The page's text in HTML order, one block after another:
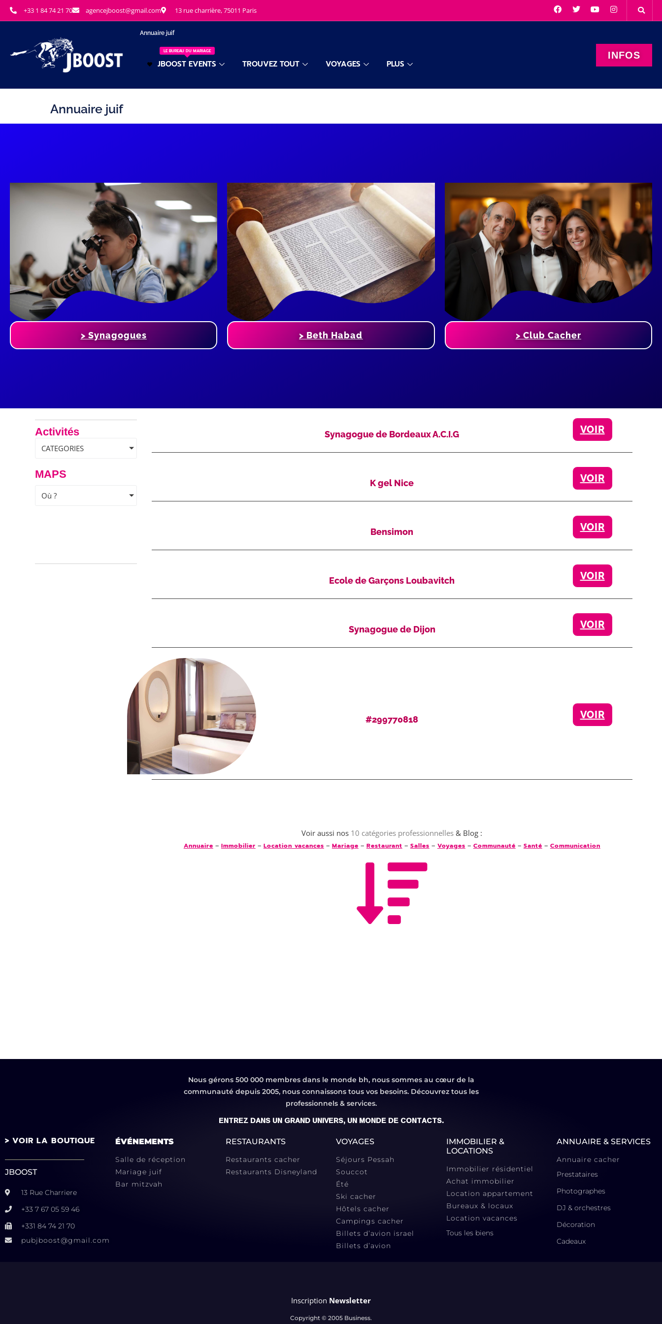
+33 1 84 74 21 70 agencejboost@gmail.com 13 rue charrière, 75011 Paris
Annuaire juif
LE BUREAU DU MARIAGE
JBOOST EVENTS TROUVEZ TOUT VOYAGES PLUS
INFOS
Annuaire juif
> Synagogues > Beth Habad > Club Cacher
Activités
CATEGORIES
MAPS
Où ?
Synagogue de Bordeaux A.C.I.G VOIR
K gel Nice VOIR
Bensimon VOIR
Ecole de Garçons Loubavitch VOIR
Synagogue de Dijon VOIR
#299770818 VOIR
Voir aussi nos 10 catégories professionnelles & Blog :
Annuaire – Immobilier – Location vacances – Mariage – Restaurant – Salles – Voyages – Communauté – Santé – Communication
Nous gérons 500 000 membres dans le monde bh, nous sommes au cœur de la
communauté depuis 2005, nous connaissons tous vos besoins. Découvrez tous les
professionnels & services.
ENTREZ DANS UN GRAND UNIVERS, UN MONDE DE CONTACTS.
> VOIR LA BOUTIQUE
JBOOST
13 Rue Charriere
+33 7 67 05 59 46
+331 84 74 21 70
pubjboost@gmail.com
ÉVÉNEMENTS
Salle de réception
Mariage juif
Bar mitzvah
RESTAURANTS
Restaurants cacher
Restaurants Disneyland
VOYAGES
Séjours Pessah
Souccot
Été
Ski cacher
Hôtels cacher
Campings cacher
Billets d’avion israel
Billets d’avion
IMMOBILIER &
LOCATIONS
Immobilier résidentiel
Achat immobilier
Location appartement
Bureaux & locaux
Location vacances
Tous les biens
ANNUAIRE & SERVICES
Annuaire cacher
Prestataires
Photographes
DJ & orchestres
Décoration
Cadeaux
Inscription Newsletter
Copyright © 2005 Business.